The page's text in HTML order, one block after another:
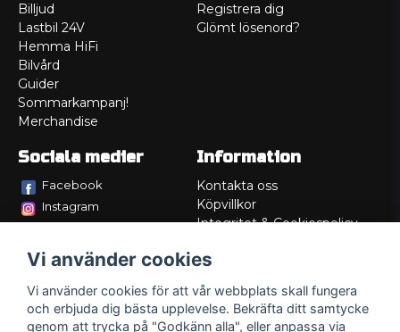
Billjud
Lastbil 24V
Hemma HiFi
Bilvård
Guider
Sommarkampanj!
Merchandise
Registrera dig
Glömt lösenord?
Sociala medier
Facebook
Instagram
Information
Kontakta oss
Köpvillkor
Integritet & Cookiespolicy
Service/Garanti
Lådritning
Om oss
Vi använder cookies
Vi använder cookies för att vår webbplats skall fungera
och erbjuda dig bästa upplevelse. Bekräfta ditt samtycke
genom att trycka på "Godkänn alla", eller anpassa via